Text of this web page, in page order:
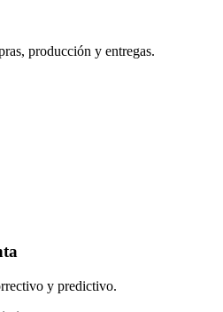
producción y entregas.
y predictivo.